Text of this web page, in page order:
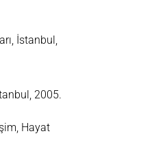
İstanbul,
2005.
Hayat